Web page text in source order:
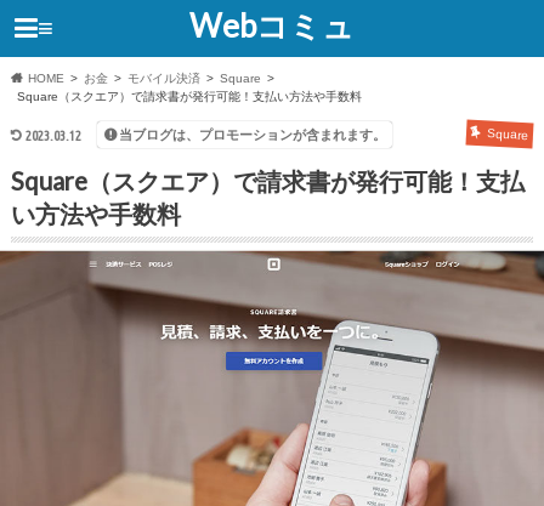
Webコミュ
≡
HOME お金 モバイル決済
Square
Square（スクエア）で請求書が発行可能！支払い方法や手数料
2023.03.12 Square
当ブログは、プロモーションが含まれます。
Square（スクエア）で請求書が発行可能！支払
い方法や手数料